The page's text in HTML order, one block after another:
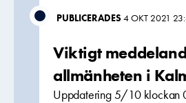
PUBLICERADES4 OKT 2021
Viktigt
allmänheten i
Uppdatering 5/10 klockan